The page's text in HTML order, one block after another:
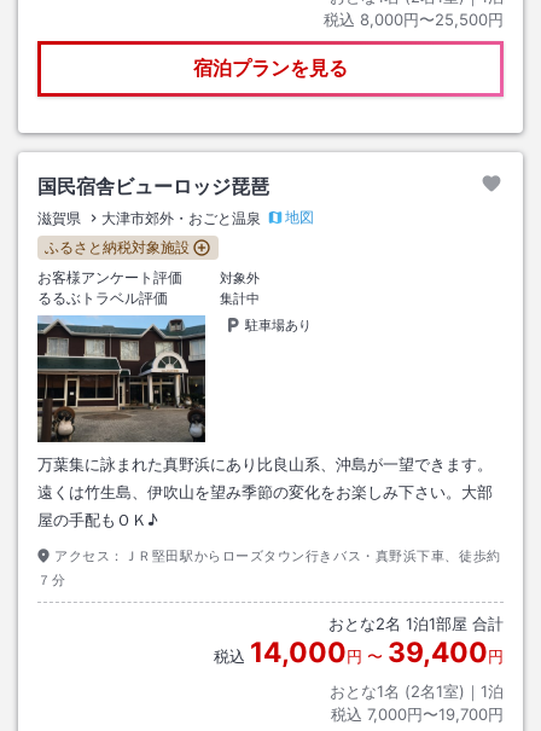
税込 8,000円〜25,500円
宿泊プランを見る
国民宿舎ビューロッジ琵琶
滋賀県 大津市郊外・おごと温泉
地図
ふるさと納税対象施設
お客様アンケート評価
対象外
るるぶトラベル評価
集計中
駐車場あり
万葉集に詠まれた真野浜にあり比良山系、沖島が一望できます。
遠くは竹生島、伊吹山を望み季節の変化をお楽しみ下さい。大部
屋の手配もＯＫ♪
アクセス：
ＪＲ堅田駅からローズタウン行きバス・真野浜下車、徒歩約
７分
おとな2名 1泊1部屋 合計
税込 14,000円 〜 39,400円
おとな1名 (2名1室)｜ 1泊
税込 7,000円〜19,700円